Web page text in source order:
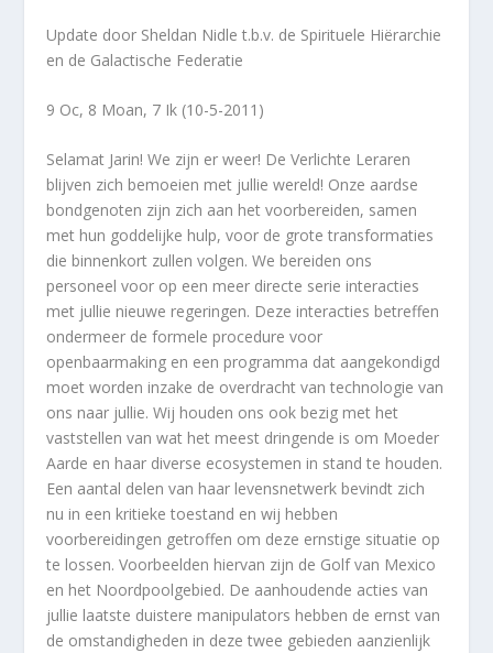
Update door Sheldan Nidle t.b.v. de Spirituele Hiërarchie
en de Galactische Federatie
9 Oc, 8 Moan, 7 Ik (10-5-2011)
Selamat Jarin! We zijn er weer! De Verlichte Leraren
blijven zich bemoeien met jullie wereld! Onze aardse
bondgenoten zijn zich aan het voorbereiden, samen
met hun goddelijke hulp, voor de grote transformaties
die binnenkort zullen volgen. We bereiden ons
personeel voor op een meer directe serie interacties
met jullie nieuwe regeringen. Deze interacties betreffen
ondermeer de formele procedure voor
openbaarmaking en een programma dat aangekondigd
moet worden inzake de overdracht van technologie van
ons naar jullie. Wij houden ons ook bezig met het
vaststellen van wat het meest dringende is om Moeder
Aarde en haar diverse ecosystemen in stand te houden.
Een aantal delen van haar levensnetwerk bevindt zich
nu in een kritieke toestand en wij hebben
voorbereidingen getroffen om deze ernstige situatie op
te lossen. Voorbeelden hiervan zijn de Golf van Mexico
en het Noordpoolgebied. De aanhoudende acties van
jullie laatste duistere manipulators hebben de ernst van
de omstandigheden in deze twee gebieden aanzienlijk